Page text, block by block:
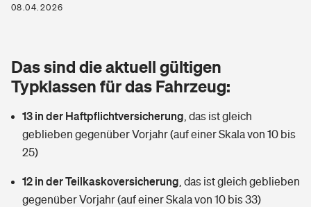
Zur Übersicht
Tools
Wer versichert was: Jetzt Versicherer finden
Sie haben Fragen?
Glasversicherung
Mietkautionsversicherung
Restkreditversicherung
Kinderunfall­ver­si­che­rung
Kinderinvalidität
Hundehalter-Haftpflicht
Private Krankenversicherung
Dread-Disease-Versicherung
Tierkrankenversicherung
Zur Übersicht
Tools
08.04.2026
Das sind die aktuell gültigen
Typklassen für das Fahrzeug:
13 in der Haftpflichtversicherung das ist gleich
geblieben gegenüber Vorjahr (auf einer Skala von 10 bis
25)
12 in der Teilkaskoversicherung das ist gleich geblieben
gegenüber Vorjahr (auf einer Skala von 10 bis 33)